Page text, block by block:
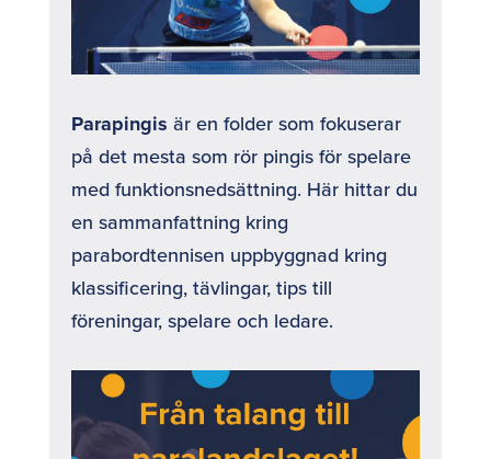
Parapingis är en folder som fokuserar
på det mesta som rör pingis för spelare
med funktionsnedsättning. Här hittar du
en sammanfattning kring
parabordtennisen uppbyggnad kring
klassificering, tävlingar, tips till
föreningar, spelare och ledare.